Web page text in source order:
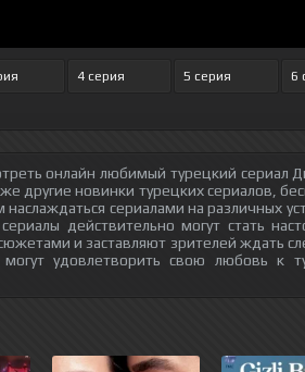
4 серия 5 серия 6
онлайн любимый турецкий сериал
другие новинки турецких сериалов,
сериалами на различных
действительно могут стать
и заставляют зрителей ждать
удовлетворить свою любовь к